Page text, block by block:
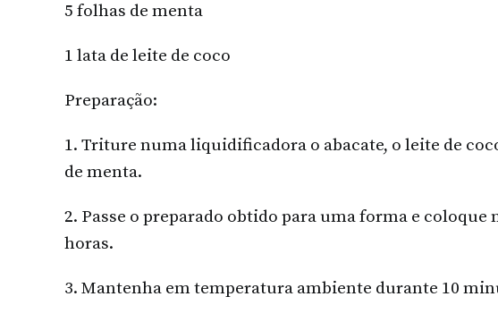
5 folhas de menta
1 lata de leite de coco
Preparação:
1. Triture numa liquidificadora o abacate, o leite de
de menta.
2. Passe o preparado obtido para uma forma e
horas.
3. Mantenha em temperatura ambiente durante 10